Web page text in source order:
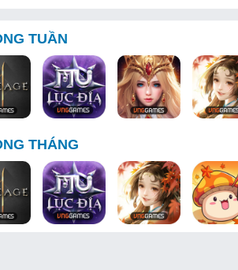
TUẦN
THÁNG